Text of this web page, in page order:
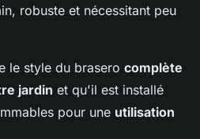
robuste et nécessitant peu
le style du brasero complète
jardin et qu'il est installé
pour une utilisation